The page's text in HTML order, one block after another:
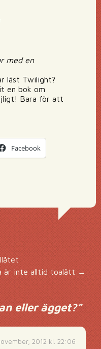
med en
läst Twilight?
en bok om
Bara för att
Facebook
är inte alltid toalätt →
eller ägget?”
2012 kl. 22:06